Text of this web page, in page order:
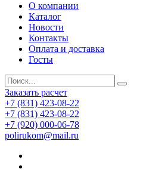
О компании
Каталог
Новости
Контакты
Оплата и доставка
Госты
Заказать расчет
+7 (831) 423-08-22
+7 (831) 423-08-22
+7 (920) 000-06-78
polirukom@mail.ru